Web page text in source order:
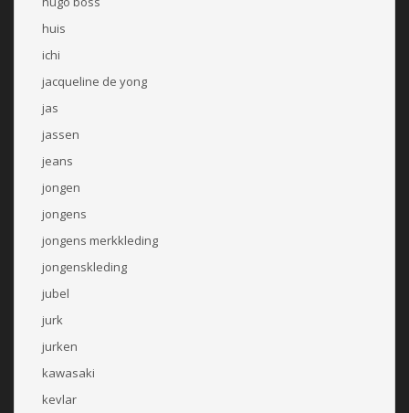
huis
ichi
jacqueline de yong
jas
jassen
jeans
jongen
jongens
jongens merkkleding
jongenskleding
jubel
jurk
jurken
kawasaki
kevlar